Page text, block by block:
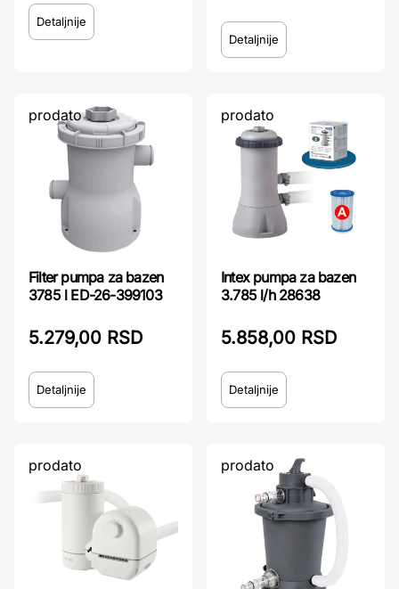
Detaljnije
Detaljnije
prodato
Filter pumpa za bazen
3785 l ED-26-399103
5.279,00 RSD
Detaljnije
prodato
Intex pumpa za bazen
3.785 l/h 28638
5.858,00 RSD
Detaljnije
prodato prodato